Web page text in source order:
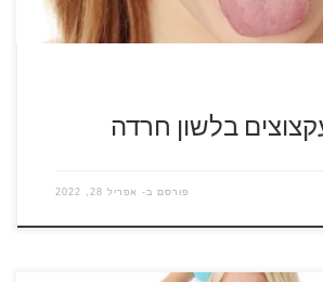
בלשון חרדה
פורסם ב- אפריל 28, 2022